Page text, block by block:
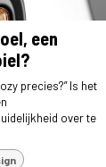
een
precies?” Is het
over te